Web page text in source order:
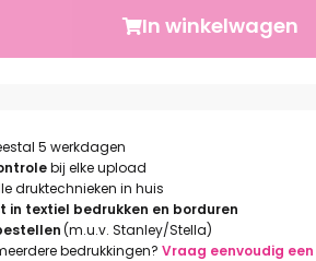
In winkelwagen
5 werkdagen
bij elke upload
druktechnieken in huis
in textiel bedrukken en borduren
(m.u.v. Stanley/Stella)
bedrukkingen? Vraag eenvoudig